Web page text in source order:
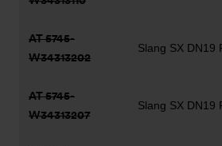
AT 5745-
W34313202
Slang SX DN19
AT 5745-
W34313207
Slang SX DN19